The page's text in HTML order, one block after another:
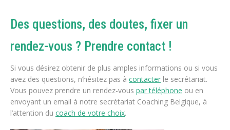
Des questions, des doutes, fixer un
rendez-vous ? Prendre contact !
Si vous désirez obtenir de plus amples informations ou si vous
avez des questions, n’hésitez pas à contacter le secrétariat.
Vous pouvez prendre un rendez-vous par téléphone ou en
envoyant un email à notre secrétariat Coaching Belgique, à
l’attention du coach de votre choix.